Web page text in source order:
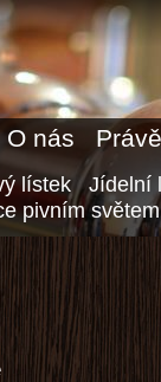
O nás
lístek
Jídelní
pivním světem